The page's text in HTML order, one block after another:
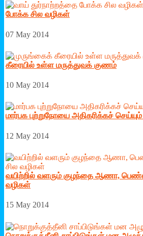
போக்க சில வழிகள்
07 May 2014
கீரையில் உள்ள மருத்துவக் குணம்
10 May 2014
மார்பக புற்றுநோயை அதிகரிக்கச் செய்யும்
12 May 2014
வயிற்றில் வளரும் குழந்தை ஆணா,
வழிகள்
15 May 2014